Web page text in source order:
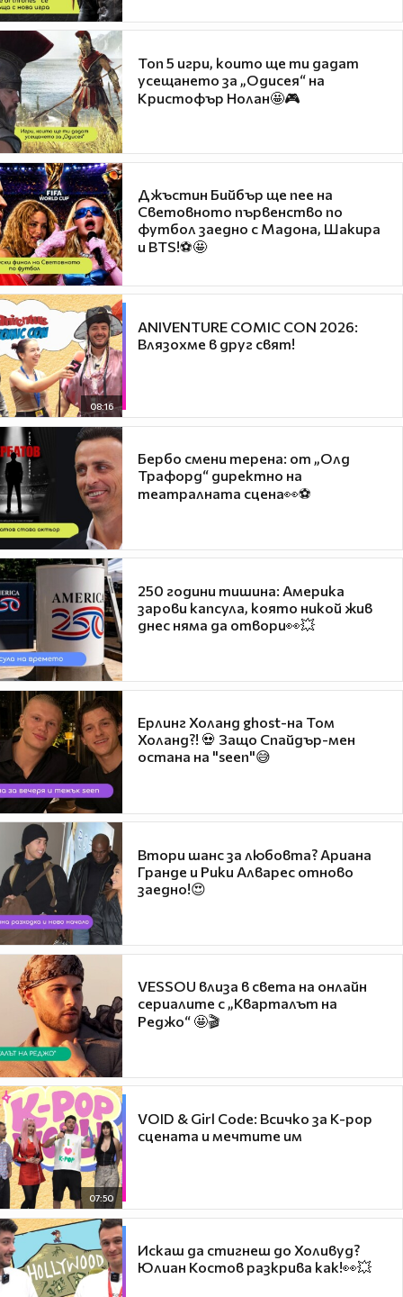
Топ 5 игри, които ще ти дадат
усещането за „Одисея“ на
Кристофър Нолан🤩🎮
Джъстин Бийбър ще пее на
Световното първенство по
футбол заедно с Мадона, Шакира
и BTS!⚽🤩
08:16
ANIVENTURE COMIC CON 2026:
Влязохме в друг свят!
Бербо смени терена: от „Олд
Трафорд“ директно на
театралната сцена👀⚽
250 години тишина: Америка
зарови капсула, която никой жив
днес няма да отвори👀💥
Ерлинг Холанд ghost-на Том
Холанд?! 💀 Защо Спайдър-мен
остана на "seen"😅
Втори шанс за любовта? Ариана
Гранде и Рики Алварес отново
заедно!😍
VESSOU влиза в света на онлайн
сериалите с „Кварталът на
Реджо“ 🤩🎬
07:50
VOID & Girl Code: Всичко за K-pop
сцената и мечтите им
Искаш да стигнеш до Холивуд?
Юлиан Костов разкрива как!👀💥